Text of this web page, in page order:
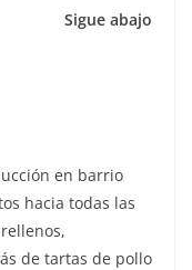
Sigue abajo
en barrio
hacia todas las
de tartas de pollo